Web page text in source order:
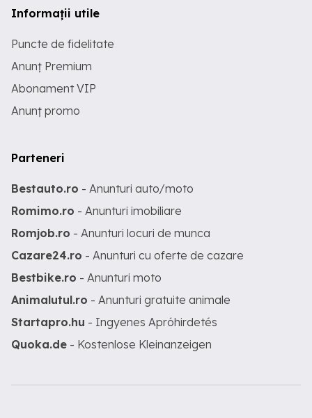
Informații utile
Puncte de fidelitate
Anunț Premium
Abonament VIP
Anunț promo
Parteneri
Bestauto.ro - Anunturi auto/moto
Romimo.ro - Anunturi imobiliare
Romjob.ro - Anunturi locuri de munca
Cazare24.ro - Anunturi cu oferte de cazare
Bestbike.ro - Anunturi moto
Animalutul.ro - Anunturi gratuite animale
Startapro.hu - Ingyenes Apróhirdetés
Quoka.de - Kostenlose Kleinanzeigen